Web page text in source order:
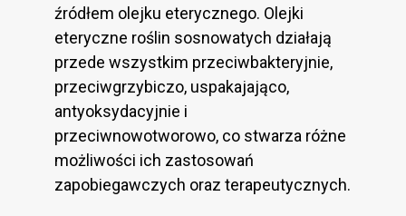
źródłem olejku eterycznego. Olejki
eteryczne roślin sosnowatych działają
przede wszystkim przeciwbakteryjnie,
przeciwgrzybiczo, uspakajająco,
antyoksydacyjnie i
przeciwnowotworowo, co stwarza różne
możliwości ich zastosowań
zapobiegawczych oraz terapeutycznych.